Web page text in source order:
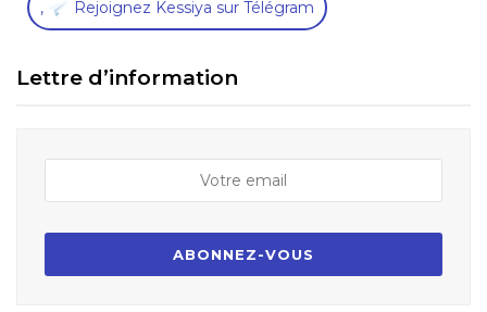
, Rejoignez Kessiya sur Télégram
Lettre d’information